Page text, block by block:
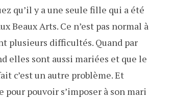
qu’il y a une seule fille qui a été
Beaux Arts. Ce n’est pas normal à
plusieurs difficultés. Quand par
elles sont aussi mariées et que le
c’est un autre problème. Et
pouvoir s’imposer à son mari